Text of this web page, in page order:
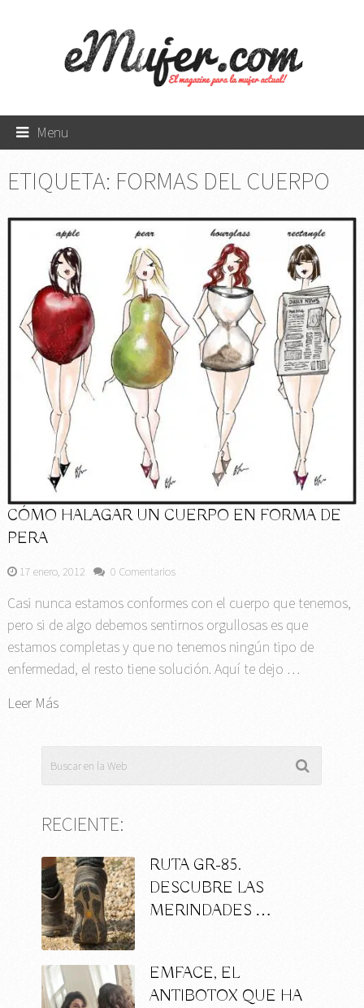
Menu
ETIQUETA: FORMAS DEL CUERPO
CÓMO HALAGAR UN CUERPO EN FORMA DE
PERA
17 enero, 2012 0 Comentarios
Casi nunca estamos conformes con el cuerpo que tenemos,
pero si de algo debemos sentirnos orgullosas es que
estamos completas y que no tenemos ningún tipo de
enfermedad, el resto tiene solución. Aquí te dejo …
Leer Más
RECIENTE:
RUTA GR-85.
DESCUBRE LAS
MERINDADES …
EMFACE, EL
ANTIBOTOX QUE HA